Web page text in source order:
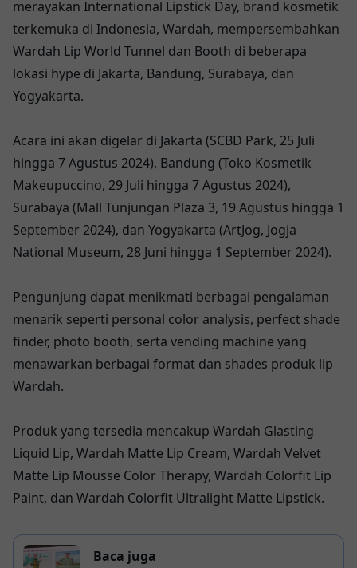
merayakan International Lipstick Day, brand kosmetik
terkemuka di Indonesia, Wardah, mempersembahkan
Wardah Lip World Tunnel dan Booth di beberapa
lokasi hype di Jakarta, Bandung, Surabaya, dan
Yogyakarta.
Acara ini akan digelar di Jakarta (SCBD Park, 25 Juli
hingga 7 Agustus 2024), Bandung (Toko Kosmetik
Makeupuccino, 29 Juli hingga 7 Agustus 2024),
Surabaya (Mall Tunjungan Plaza 3, 19 Agustus hingga 1
September 2024), dan Yogyakarta (ArtJog, Jogja
National Museum, 28 Juni hingga 1 September 2024).
Pengunjung dapat menikmati berbagai pengalaman
menarik seperti personal color analysis, perfect shade
finder, photo booth, serta vending machine yang
menawarkan berbagai format dan shades produk lip
Wardah.
Produk yang tersedia mencakup Wardah Glasting
Liquid Lip, Wardah Matte Lip Cream, Wardah Velvet
Matte Lip Mousse Color Therapy, Wardah Colorfit Lip
Paint, dan Wardah Colorfit Ultralight Matte Lipstick.
Baca juga